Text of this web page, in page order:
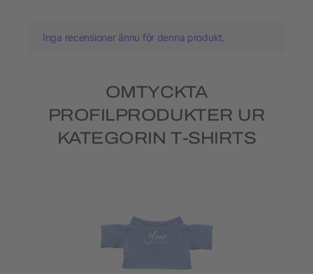
Inga recensioner ännu för denna produkt.
OMTYCKTA
PROFILPRODUKTER UR
KATEGORIN T-SHIRTS